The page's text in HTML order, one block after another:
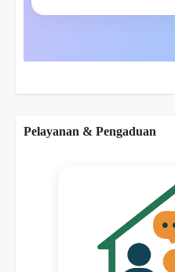
Pelayanan & Pengaduan